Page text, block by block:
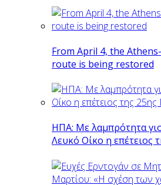
From April 4, the
route is being restored
ΗΠΑ: Με λαμπρότητα
Λευκό Οίκο η επέτειος